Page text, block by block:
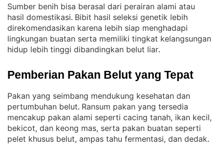
Sumber benih bisa berasal dari perairan alami atau
hasil domestikasi. Bibit hasil seleksi genetik lebih
direkomendasikan karena lebih siap menghadapi
lingkungan buatan serta memiliki tingkat kelangsungan
hidup lebih tinggi dibandingkan belut liar.
Pemberian Pakan Belut yang Tepat
Pakan yang seimbang mendukung kesehatan dan
pertumbuhan belut. Ransum pakan yang tersedia
mencakup pakan alami seperti cacing tanah, ikan kecil,
bekicot, dan keong mas, serta pakan buatan seperti
pelet khusus belut, ampas tahu fermentasi, dan dedak.